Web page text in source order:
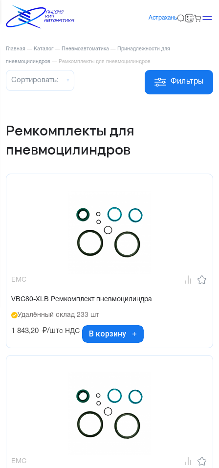
Астрахань
Главная — Каталог — Пневмоавтоматика — Принадлежности для
пневмоцилиндров — Ремкомплекты для пневмоцилиндров
Фильтры
Сортировать:
Ремкомплекты для
пневмоцилиндров
EMC
VBC80-XLB Ремкомплект пневмоцилиндра
Удалённый склад 233 шт
1 843,20 ₽/штс НДС В корзину
EMC